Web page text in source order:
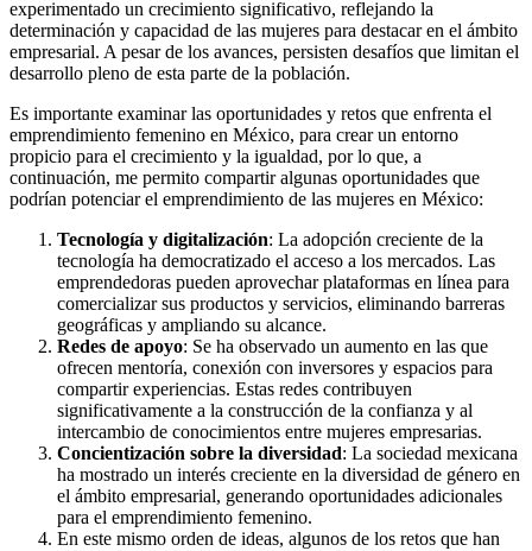
experimentado un crecimiento significativo, reflejando la
determinación y capacidad de las mujeres para destacar en el ámbito
empresarial. A pesar de los avances, persisten desafíos que limitan el
desarrollo pleno de esta parte de la población.
Es importante examinar las oportunidades y retos que enfrenta el
emprendimiento femenino en México, para crear un entorno
propicio para el crecimiento y la igualdad, por lo que, a
continuación, me permito compartir algunas oportunidades que
podrían potenciar el emprendimiento de las mujeres en México:
Tecnología y digitalización: La adopción creciente de la
tecnología ha democratizado el acceso a los mercados. Las
emprendedoras pueden aprovechar plataformas en línea para
comercializar sus productos y servicios, eliminando barreras
geográficas y ampliando su alcance.
Redes de apoyo: Se ha observado un aumento en las que
ofrecen mentoría, conexión con inversores y espacios para
compartir experiencias. Estas redes contribuyen
significativamente a la construcción de la confianza y al
intercambio de conocimientos entre mujeres empresarias.
Concientización sobre la diversidad: La sociedad mexicana
ha mostrado un interés creciente en la diversidad de género en
el ámbito empresarial, generando oportunidades adicionales
para el emprendimiento femenino.
En este mismo orden de ideas, algunos de los retos que han